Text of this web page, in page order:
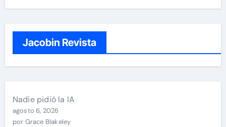
Jacobin Revista
Nadie pidió la IA
agosto 6, 2026
por Grace Blakeley